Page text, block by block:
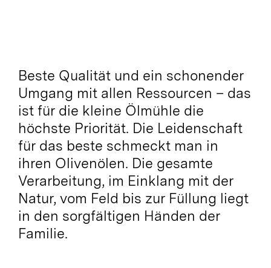
Beste Qualität und ein schonender
Umgang mit allen Ressourcen – das
ist für die kleine Ölmühle die
höchste Priorität. Die Leidenschaft
für das beste schmeckt man in
ihren Olivenölen. Die gesamte
Verarbeitung, im Einklang mit der
Natur, vom Feld bis zur Füllung liegt
in den sorgfältigen Händen der
Familie.